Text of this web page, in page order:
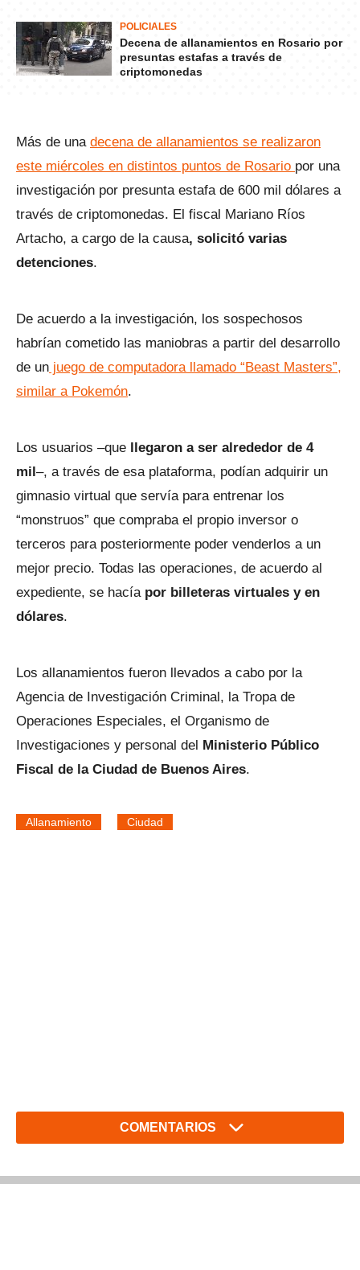
POLICIALES
Decena de allanamientos en Rosario por
presuntas estafas a través de
criptomonedas
Más de una decena de allanamientos se realizaron
este miércoles en distintos puntos de Rosario por una
investigación por presunta estafa de 600 mil dólares a
través de criptomonedas. El fiscal Mariano Ríos
Artacho, a cargo de la causa, solicitó varias
detenciones.
De acuerdo a la investigación, los sospechosos
habrían cometido las maniobras a partir del desarrollo
de un juego de computadora llamado “Beast Masters”,
similar a Pokemón.
Los usuarios –que llegaron a ser alrededor de 4
mil–, a través de esa plataforma, podían adquirir un
gimnasio virtual que servía para entrenar los
“monstruos” que compraba el propio inversor o
terceros para posteriormente poder venderlos a un
mejor precio. Todas las operaciones, de acuerdo al
expediente, se hacía por billeteras virtuales y en
dólares.
Los allanamientos fueron llevados a cabo por la
Agencia de Investigación Criminal, la Tropa de
Operaciones Especiales, el Organismo de
Investigaciones y personal del Ministerio Público
Fiscal de la Ciudad de Buenos Aires.
Allanamiento Ciudad
COMENTARIOS